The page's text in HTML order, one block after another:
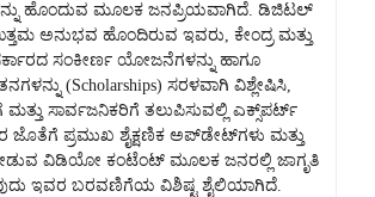
ಹೊಂದುವ ಮೂಲಕ ಜನಪ್ರಿಯವಾಗಿದೆ. ಡಿಜಿಟಲ್
ಅನುಭವ ಹೊಂದಿರುವ ಇವರು, ಕೇಂದ್ರ ಮತ್ತು
ಸಂಕೀರ್ಣ ಯೋಜನೆಗಳನ್ನು ಹಾಗೂ
(Scholarships) ಸರಳವಾಗಿ ವಿಶ್ಲೇಷಿಸಿ,
ಮತ್ತು ಸಾರ್ವಜನಿಕರಿಗೆ ತಲುಪಿಸುವಲ್ಲಿ ಎಕ್ಸ್‌ಪರ್ಟ್
ಜೊತೆಗೆ ಪ್ರಮುಖ ಶೈಕ್ಷಣಿಕ ಅಪ್‌ಡೇಟ್‌ಗಳು ಮತ್ತು
ವಿಡಿಯೋ ಕಂಟೆಂಟ್ ಮೂಲಕ ಜನರಲ್ಲಿ ಜಾಗೃತಿ
ಇವರ ಬರವಣಿಗೆಯ ವಿಶಿಷ್ಟ ಶೈಲಿಯಾಗಿದೆ.